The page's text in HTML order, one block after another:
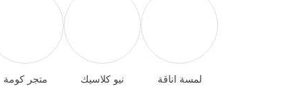
لمسة اناقة نيو كلاسيك متجر كومة